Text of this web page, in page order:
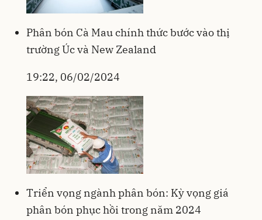
Phân bón Cà Mau chính thức bước vào thị
trường Úc và New Zealand
19:22, 06/02/2024
Triển vọng ngành phân bón: Kỳ vọng giá
phân bón phục hồi trong năm 2024